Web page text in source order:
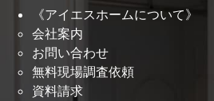
《アイエスホームについて》
会社案内
お問い合わせ
無料現場調査依頼
資料請求